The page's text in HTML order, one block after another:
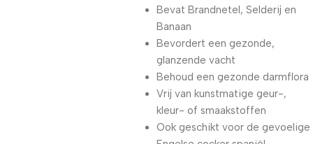
Bevat Brandnetel, Selderij en
Banaan
Bevordert een gezonde,
glanzende vacht
Behoud een gezonde darmflora
Vrij van kunstmatige geur-,
kleur- of smaakstoffen
Ook geschikt voor de gevoelige